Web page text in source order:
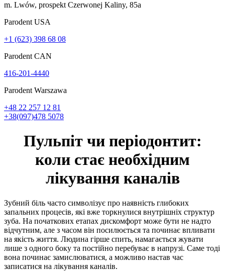
m. Lwów, prospekt Czerwonej Kaliny, 85a
Parodent USА
+1 (623) 398 68 08
Parodent CAN
416-201-4440
Parodent Warszawa
+48 22 257 12 81
+38(097)478 5078
Пульпіт чи періодонтит:
коли стає необхідним
лікування каналів
Зубний біль часто символізує про наявність глибоких
запальних процесів, які вже торкнулися внутрішніх структур
зуба. На початкових етапах дискомфорт може бути не надто
відчутним, але з часом він посилюється та починає впливати
на якість життя. Людина гірше спить, намагається жувати
лише з одного боку та постійно перебуває в напрузі. Саме тоді
вона починає замислюватися, а можливо настав час
записатися на лікування каналів.